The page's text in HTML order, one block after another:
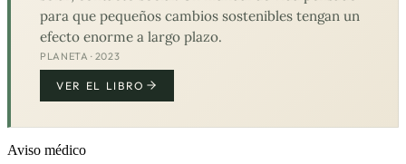
para que pequeños cambios sostenibles tengan un
efecto enorme a largo plazo.
PLANETA · 2023
VER EL LIBRO
Aviso médico